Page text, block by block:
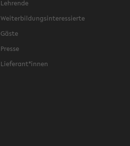
Lehrende
Weiterbildungsinteressierte
Gäste
Presse
Lieferant*innen